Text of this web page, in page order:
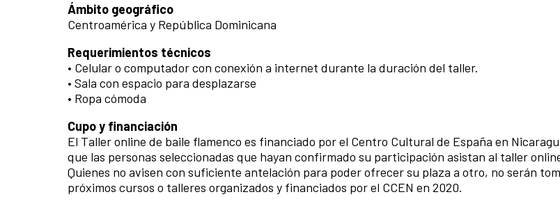
Ámbito geográfico
Centroamérica y República Dominicana
Requerimientos técnicos
• Celular o computador con conexión a internet durante la duración del taller.
• Sala con espacio para desplazarse
• Ropa cómoda
Cupo y financiación
El Taller online de baile flamenco es financiado por el Centro Cultural de España en
que las personas seleccionadas que hayan confirmado su participación asistan al taller
Quienes no avisen con suficiente antelación para poder ofrecer su plaza a otro, no serán
próximos cursos o talleres organizados y financiados por el CCEN en 2020.